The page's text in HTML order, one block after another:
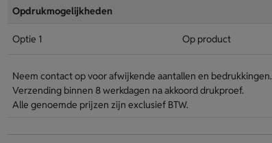
Opdrukmogelijkheden
Optie 1 Op product
Neem contact op voor afwijkende aantallen en bedrukkingen.
Verzending binnen 8 werkdagen na akkoord drukproef.
Alle genoemde prijzen zijn exclusief BTW.